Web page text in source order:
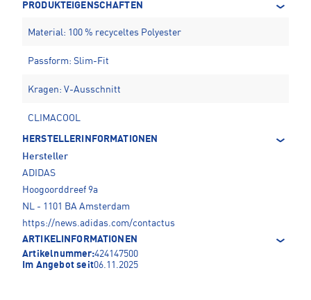
PRODUKTEIGENSCHAFTEN
Material: 100 % recyceltes Polyester
Passform: Slim-Fit
Kragen: V-Ausschnitt
CLIMACOOL
HERSTELLERINFORMATIONEN
Hersteller
ADIDAS
Hoogoorddreef 9a
NL - 1101 BA Amsterdam
https://news.adidas.com/contactus
ARTIKELINFORMATIONEN
Artikelnummer:424147500
Im Angebot seit06.11.2025